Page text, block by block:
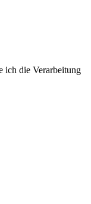
die Verarbeitung